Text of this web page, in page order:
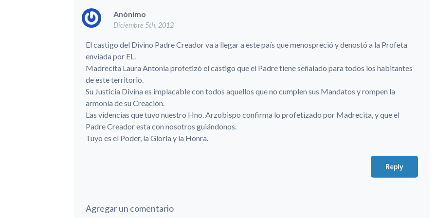
Anónimo
Diciembre 5th, 2012
El castigo del Divino Padre Creador va a llegar a este país que menospreció y denostó a la Profeta
enviada por EL.
Madrecita Laura Antonia profetizó el castigo que el Padre tiene señalado para todos los habitantes
de este territorio.
Su Justicia Divina es implacable con todos aquellos que no cumplen sus Mandatos y rompen la
armonía de su Creación.
Las videncias que tuvo nuestro Hno. Arzobispo confirma lo profetizado por Madrecita, y que el
Padre Creador esta con nosotros guiándonos.
Tuyo es el Poder, la Gloria y la Honra.
Reply
Agregar un comentario